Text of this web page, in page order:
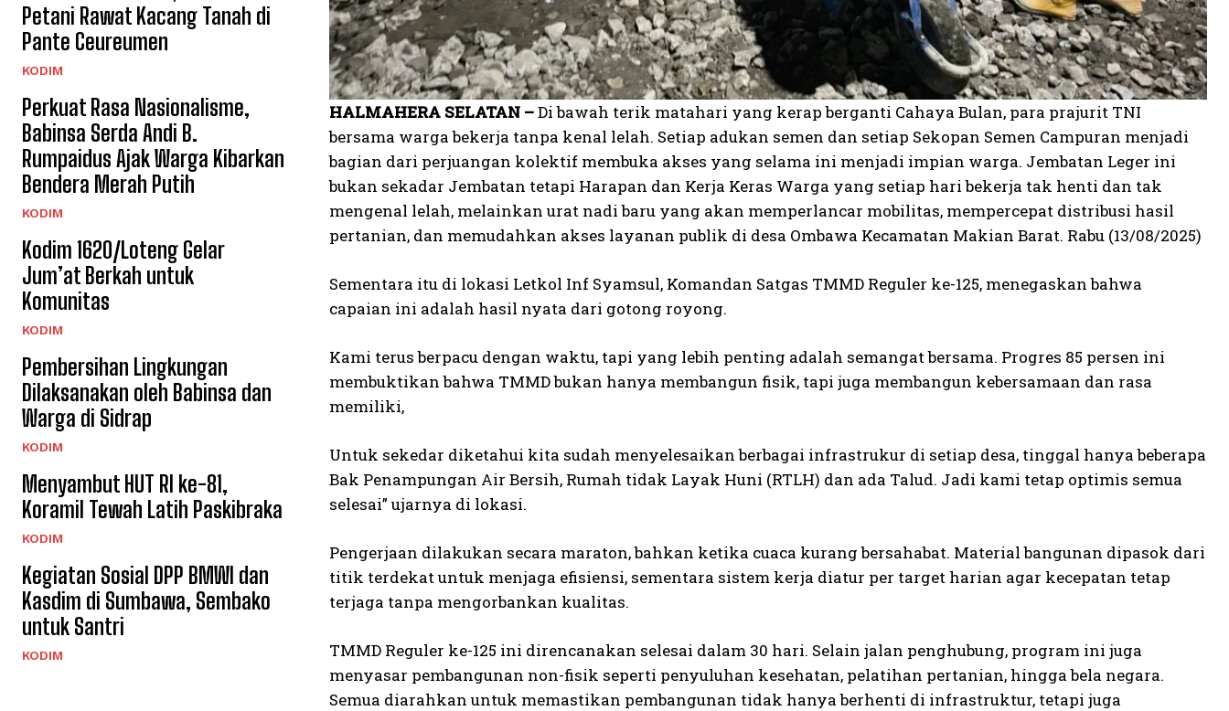
Petani Rawat Kacang Tanah di
Pante Ceureumen
KODIM
Perkuat Rasa Nasionalisme,
Babinsa Serda Andi B.
Rumpaidus Ajak Warga Kibarkan
Bendera Merah Putih
KODIM
Kodim 1620/Loteng Gelar
Jum’at Berkah untuk
Komunitas
KODIM
Pembersihan Lingkungan
Dilaksanakan oleh Babinsa dan
Warga di Sidrap
KODIM
Menyambut HUT RI ke-81,
Koramil Tewah Latih Paskibraka
KODIM
Kegiatan Sosial DPP BMWI dan
Kasdim di Sumbawa, Sembako
untuk Santri
KODIM
HALMAHERA SELATAN –Di bawah terik matahari yang kerap berganti Cahaya Bulan, para prajurit TNI
bersama warga bekerja tanpa kenal lelah. Setiap adukan semen dan setiap Sekopan Semen Campuran menjadi
bagian dari perjuangan kolektif membuka akses yang selama ini menjadi impian warga. Jembatan Leger ini
bukan sekadar Jembatan tetapi Harapan dan Kerja Keras Warga yang setiap hari bekerja tak henti dan tak
mengenal lelah, melainkan urat nadi baru yang akan memperlancar mobilitas, mempercepat distribusi hasil
pertanian, dan memudahkan akses layanan publik di desa Ombawa Kecamatan Makian Barat. Rabu (13/08/2025)
Sementara itu di lokasi Letkol Inf Syamsul, Komandan Satgas TMMD Reguler ke-125, menegaskan bahwa
capaian ini adalah hasil nyata dari gotong royong.
Kami terus berpacu dengan waktu, tapi yang lebih penting adalah semangat bersama. Progres 85 persen ini
membuktikan bahwa TMMD bukan hanya membangun fisik, tapi juga membangun kebersamaan dan rasa
memiliki,
Untuk sekedar diketahui kita sudah menyelesaikan berbagai infrastrukur di setiap desa, tinggal hanya beberapa
Bak Penampungan Air Bersih, Rumah tidak Layak Huni (RTLH) dan ada Talud. Jadi kami tetap optimis semua
selesai” ujarnya di lokasi.
Pengerjaan dilakukan secara maraton, bahkan ketika cuaca kurang bersahabat. Material bangunan dipasok dari
titik terdekat untuk menjaga efisiensi, sementara sistem kerja diatur per target harian agar kecepatan tetap
terjaga tanpa mengorbankan kualitas.
TMMD Reguler ke-125 ini direncanakan selesai dalam 30 hari. Selain jalan penghubung, program ini juga
menyasar pembangunan non-fisik seperti penyuluhan kesehatan, pelatihan pertanian, hingga bela negara.
Semua diarahkan untuk memastikan pembangunan tidak hanya berhenti di infrastruktur, tetapi juga